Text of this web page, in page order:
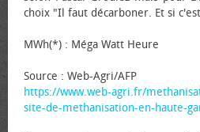
choix "Il faut décarboner. Et si
MWh(*) : Méga Watt Heure
Source : Web-Agri/AFP
https://www.web-agri.fr/
site-de-methanisation-en-haute-